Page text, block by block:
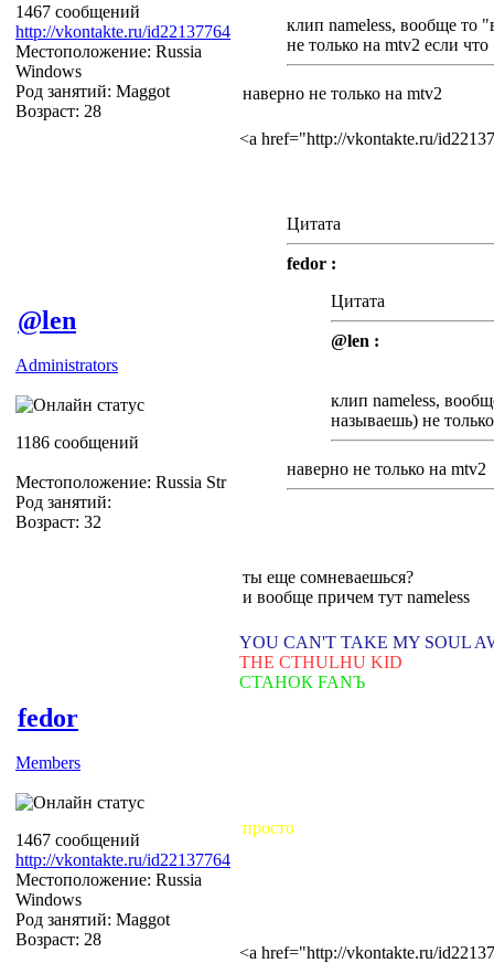
1467 сообщений
http://vkontakte.ru/id22137764
Местоположение: Russia
Windows
Род занятий: Maggot
Возраст: 28
клип nameless, вообще то
не только на mtv2 если что
наверно не только на mtv2
<a href="http://vkontakte.ru/
@len
Administrators
1186 сообщений
Местоположение: Russia Str
Род занятий:
Возраст: 32
Цитата
fedor :
Цитата
@len :
клип nameless,
называешь) не
наверно не только на mtv2
ты еще сомневаешься?
и вообще причем тут nameless
YOU CAN'T TAKE MY SOUL
THE CTHULHU KID
СТАНОК FANЪ
fedor
Members
1467 сообщений
http://vkontakte.ru/id22137764
Местоположение: Russia
Windows
Род занятий: Maggot
Возраст: 28
просто
<a href="http://vkontakte.ru/